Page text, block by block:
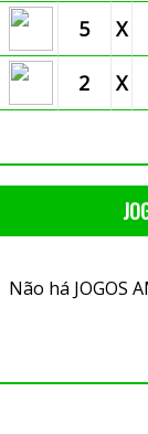
5 X
2 X
Não há JOGOS